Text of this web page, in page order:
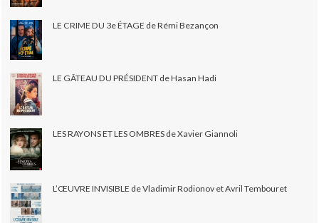
LE CRIME DU 3e ÉTAGE de Rémi Bezançon
LE GÂTEAU DU PRÉSIDENT de Hasan Hadi
LES RAYONS ET LES OMBRES de Xavier Giannoli
L’ŒUVRE INVISIBLE de Vladimir Rodionov et Avril Tembouret